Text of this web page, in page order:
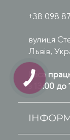
+38 098
вулиця
Львів,
Каса
з 13:00 до